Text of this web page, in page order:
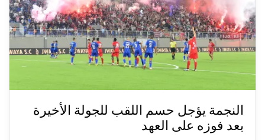
النجمة يؤجل حسم اللقب للجولة الأخيرة
بعد فوزه على العهد